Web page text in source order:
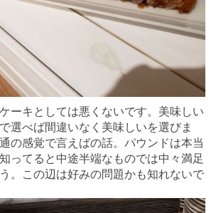
ーキとしては悪くないです。美味しい
選べば間違いなく美味しいを選びま
の感覚で言えばの話。パウンドは本当
ってると中途半端なものでは中々満足
。この辺は好みの問題かも知れないで